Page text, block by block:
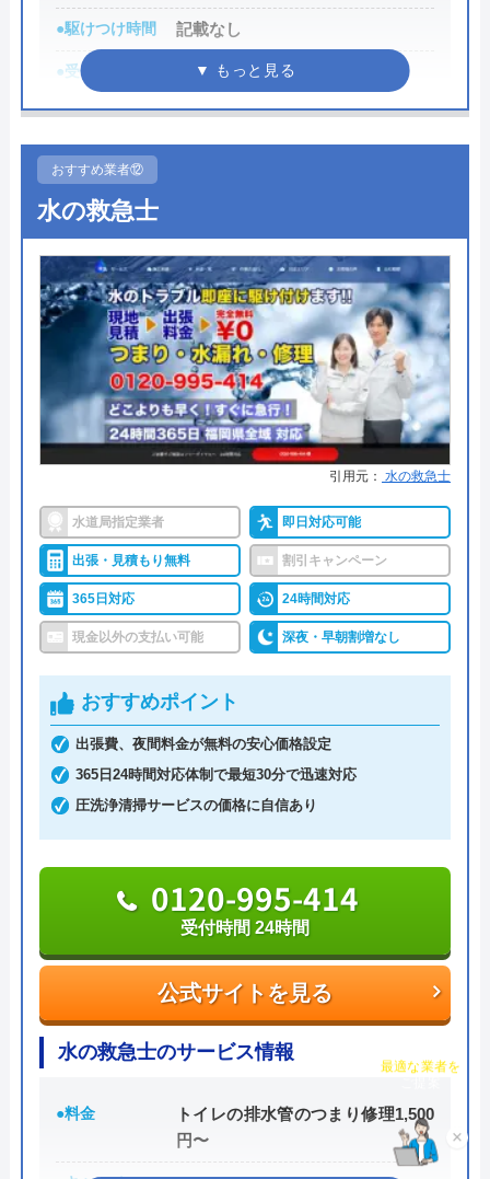
ない日もありました。知り合いから紹介され
て連絡したらすぐに見積りも来て下さり早め
に交換して戴きました。 お風呂のドアノブ
切な担当の方で良かったです。友人にもお勧
めしたいと思います。
Googleクチコミを見る
●駆けつけ時間 記載なし
●受付時間 9:00～20:00
●定休日 年中無休
●累計実績
キシワークスがおすすめの理由
キシワークスは、東京都全域を対応エリアとしてガ
ス給湯器の交換作業を行っている業者です。
HPには給湯器本体やリモコン、工事費などを合わせ
た価格で掲載されており特殊工事が発生しない限り
掲載価格以上の金額が請求されることはありませ
見積もりは無料で依頼することができるので、お気
軽にご依頼いただけます。
公式サイトを見る
0120-540-679
キシワークスのクチコミ on
佐藤野枝
2 年前
おすすめ業者⑫
水の救急士
引用元： 水の救急士
水道局指定業者 即日対応可能
出張・見積もり無料 割引キャンペーン
365日対応 24時間対応
現金以外の支払い可能 深夜・早朝割増なし
おすすめポイント
出張費、夜間料金が無料の安心価格設定
365日24時間対応体制で最短30分で迅速対応
圧洗浄清掃サービスの価格に自信あり
公式サイトを見る
0120-995-414
受付時間 24時間
水の救急士のサービス情報
●料金
トイレの排水管のつまり修理1,500
円〜
×
最適な業者を